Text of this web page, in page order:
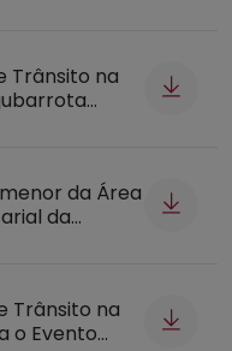
Trânsito na
da Área
da
Trânsito na
o Evento